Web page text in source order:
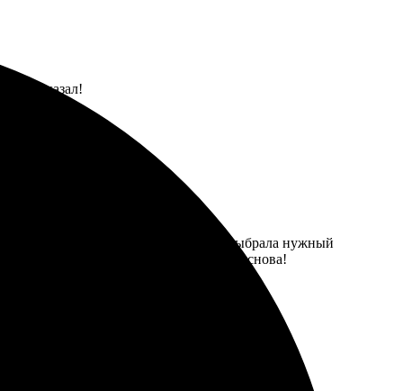
показал!
загрузила свои изображения и выбрала нужный
четкая печать. Определенно вернусь снова!